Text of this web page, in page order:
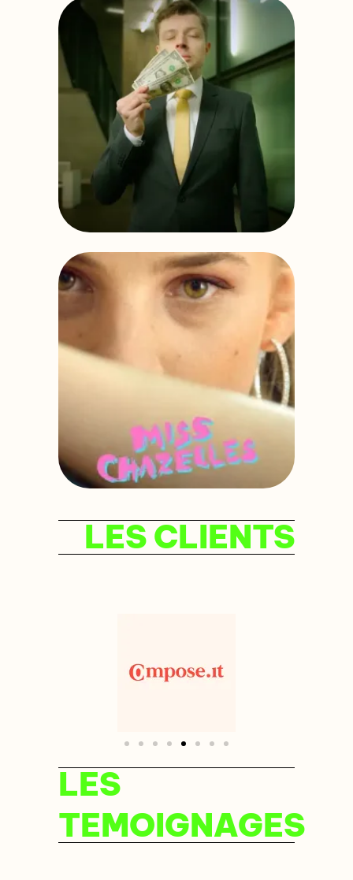
LES CLIENTS
Précédent
LES
TEMOIGNAGES